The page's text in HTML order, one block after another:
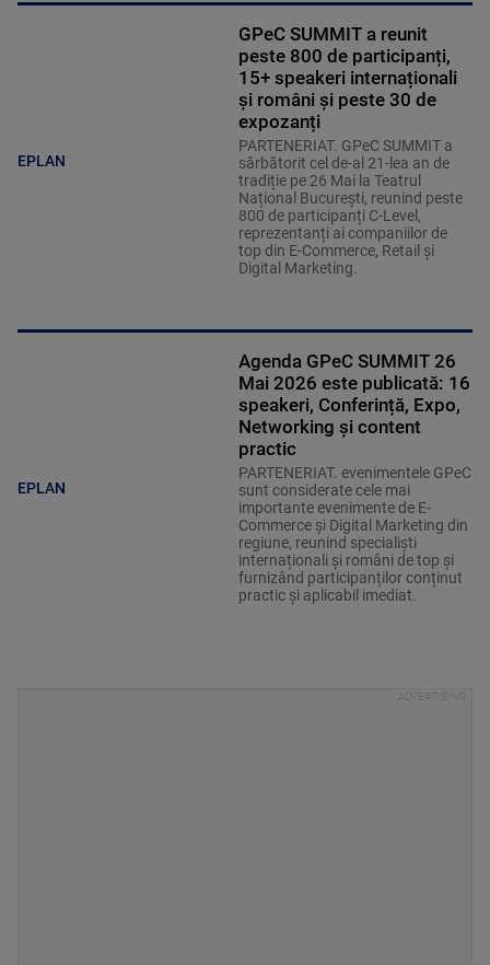
EPLAN
GPeC SUMMIT a reunit
peste 800 de participanți,
15+ speakeri internaționali
și români și peste 30 de
expozanți
PARTENERIAT. GPeC SUMMIT a
sărbătorit cel de-al 21-lea an de
tradiție pe 26 Mai la Teatrul
Național București, reunind peste
800 de participanți C-Level,
reprezentanți ai companiilor de
top din E-Commerce, Retail și
Digital Marketing.
EPLAN
Agenda GPeC SUMMIT 26
Mai 2026 este publicată: 16
speakeri, Conferință, Expo,
Networking și content
practic
PARTENERIAT. evenimentele GPeC
sunt considerate cele mai
importante evenimente de E-
Commerce și Digital Marketing din
regiune, reunind specialiști
internaționali și români de top și
furnizând participanților conținut
practic și aplicabil imediat.